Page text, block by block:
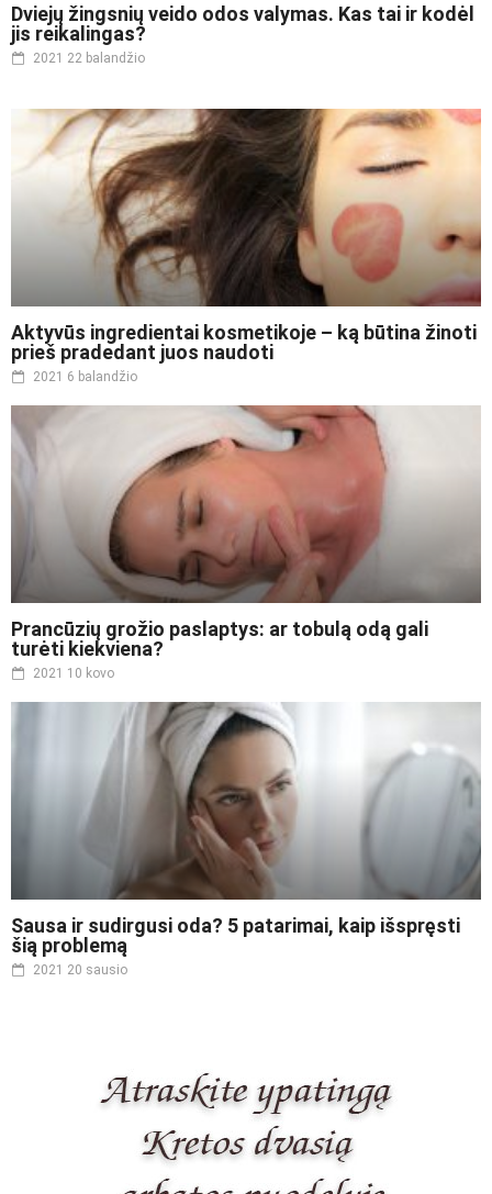
Dviejų žingsnių veido odos valymas. Kas tai ir kodėl
jis reikalingas?
2021 22 balandžio
Aktyvūs ingredientai kosmetikoje – ką būtina žinoti
prieš pradedant juos naudoti
2021 6 balandžio
Prancūzių grožio paslaptys: ar tobulą odą gali
turėti kiekviena?
2021 10 kovo
Sausa ir sudirgusi oda? 5 patarimai, kaip išspręsti
šią problemą
2021 20 sausio